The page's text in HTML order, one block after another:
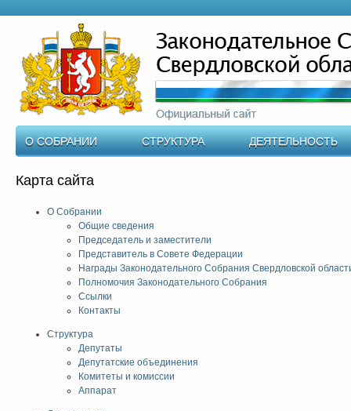
О СОБРАНИИ СТРУКТУРА ДЕЯТЕЛЬНОСТЬ
Карта сайта
О Собрании
Общие сведения
Председатель и заместители
Представитель в Совете Федерации
Награды Законодательного Собрания Свердловской
Полномочия Законодательного Собрания
Ссылки
Контакты
Структура
Депутаты
Депутатские объединения
Комитеты и комиссии
Аппарат